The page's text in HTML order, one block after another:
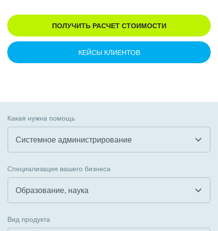
ПОЛУЧИТЬ РАСЧЕТ СТОИМОСТИ
КЕЙСЫ КЛИЕНТОВ
Какая нужна помощь
Системное администрирование
Внедрение КЭДО
Интеграция с 1С
Специализация вашего бизнеса
Образование, наука
Вид продукта